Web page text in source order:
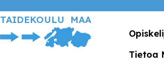
TAIDEKOULU MAA
Tietoa